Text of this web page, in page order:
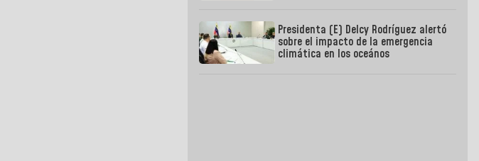
Presidenta (E) Delcy Rodríguez alertó
sobre el impacto de la emergencia
climática en los oceános